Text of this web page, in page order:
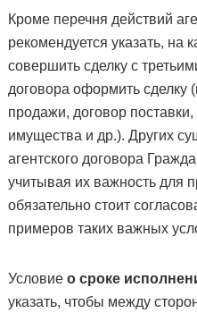
Кроме перечня действий
рекомендуется указать, на
совершить сделку с
договора оформить сделку
продажи, договор
имущества и др.). Других
агентского договора
учитывая их важность для
обязательно стоит
примеров таких важных
Условие о сроке
указать, чтобы между